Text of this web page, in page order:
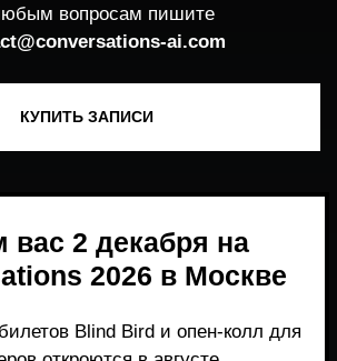
декабря на
2026 в Москве
НА НОВОСТИ